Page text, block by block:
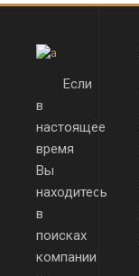
Если
в
настоящее
время
Вы
находитесь
в
поисках
компании